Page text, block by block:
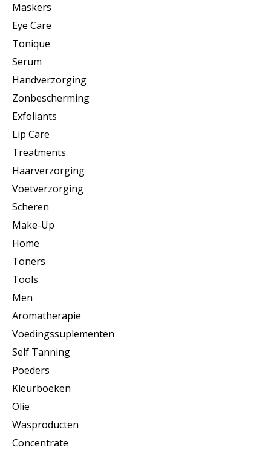
Maskers
Eye Care
Tonique
Serum
Handverzorging
Zonbescherming
Exfoliants
Lip Care
Treatments
Haarverzorging
Voetverzorging
Scheren
Make-Up
Home
Toners
Tools
Men
Aromatherapie
Voedingssuplementen
Self Tanning
Poeders
Kleurboeken
Olie
Wasproducten
Concentrate